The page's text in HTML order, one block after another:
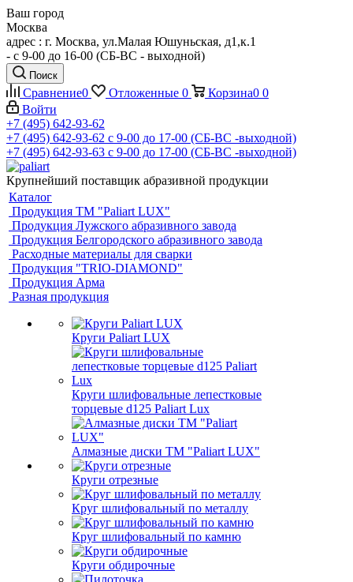
Ваш город
Москва
адрес : г. Москва, ул.Малая Юшуньская, д1,к.1
- c 9-00 до 16-00 (СБ-ВС - выходной)
Поиск
Сравнение0 Отложенные 0 Корзина0 0
Войти
+7 (495) 642-93-62
+7 (495) 642-93-62 c 9-00 до 17-00 (СБ-ВС -выходной)
+7 (495) 642-93-63 c 9-00 до 17-00 (СБ-ВС -выходной)
Крупнейший поставщик абразивной продукции
Каталог
Продукция ТМ "Paliart LUX"
Продукция Лужского абразивного завода
Продукция Белгородского абразивного завода
Расходные материалы для сварки
Продукция "TRIO-DIAMOND"
Продукция Арма
Разная продукция
Круги Paliart LUX
Круги шлифовальные лепестковые
торцевые d125 Paliart Lux
Алмазные диски ТМ "Paliart LUX"
Круги отрезные
Круг шлифовальный по металлу
Круг шлифовальный по камню
Круги обдирочные